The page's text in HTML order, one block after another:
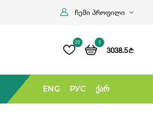
ჩემი პროფილი
22 5
3038.5b
ENG РУС Ქარ